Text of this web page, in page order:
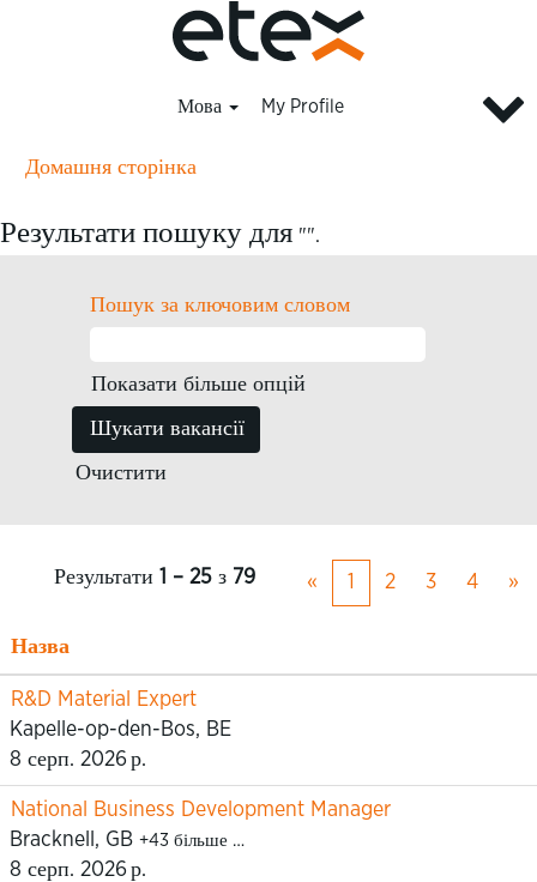
Мова My Profile
Домашня сторінка
Результати пошуку для "".
Пошук за ключовим словом
Показати більше опцій
Очистити
Результати 1 – 25 з 79 « 1 2 3 4 »
Назва
R&D Material Expert
Kapelle-op-den-Bos, BE
8 серп. 2026 р.
National Business Development Manager
Bracknell, GB +43 більше …
8 серп. 2026 р.